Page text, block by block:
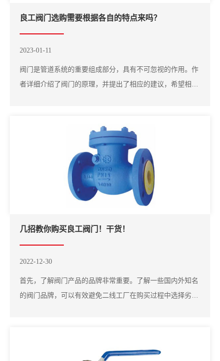
良工阀门选购需要根据各自的特点来吗？
2023-01-11
阀门是管道系统的重要组成部分，具有不可忽视的作用。作
者详细介绍了阀门的原理，并提出了相应的建议，希望相关
“DN+数字”表示阀门直径，但不是阀门直径的实测值。根据
标准，实测值大于等于公称直径值的95%。一般...
几招教你购买良工阀门！干货！
2022-12-30
首先，了解阀门产品的品牌非常重要。了解一些国内外知名
的阀门品牌，可以有效避免二线工厂在购买过程中选择劣质
命，而且是避免安全事故的有效途径。第二，...